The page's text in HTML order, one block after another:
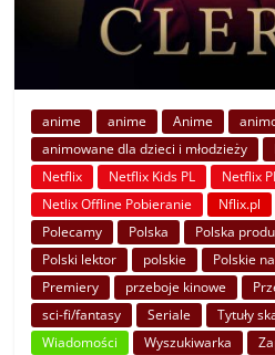
anime anime Anime
animowane dla dzieci i młodzieży
Netflix
Netflix Kids PL Netflix
Netlix Offline Pobieranie
Nflix.pl
Polecamy
Polska Polska
Polski lektor
polskie Polskie
Premiery
przeboje kinowe
sci-fi/fantasy
Seriale Tytuły
Wiadomości
Wyszukiwarka